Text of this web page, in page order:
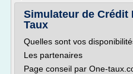
Simulateur de Crédit
Taux
Quelles sont vos
Les partenaires
Page conseil par One-